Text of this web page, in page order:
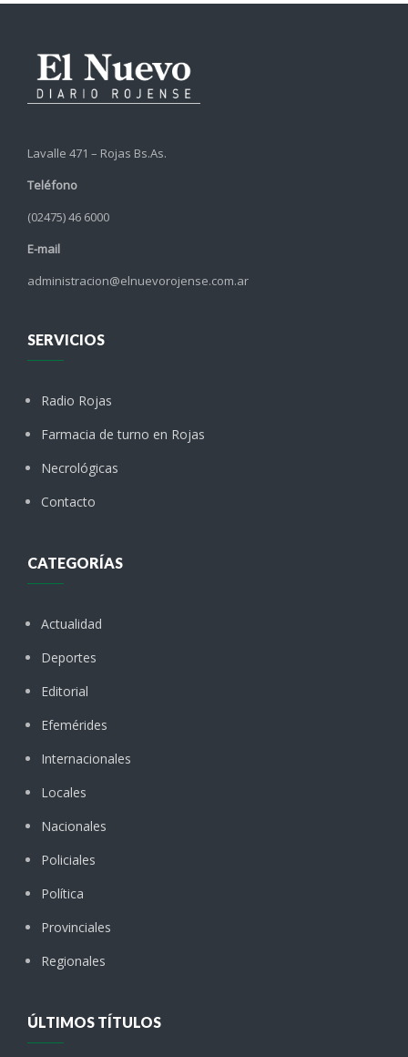
Lavalle 471 – Rojas Bs.As.
Teléfono
(02475) 46 6000
E-mail
administracion@elnuevorojense.com.ar
SERVICIOS
Radio Rojas
Farmacia de turno en Rojas
Necrológicas
Contacto
CATEGORÍAS
Actualidad
Deportes
Editorial
Efemérides
Internacionales
Locales
Nacionales
Policiales
Política
Provinciales
Regionales
ÚLTIMOS TÍTULOS